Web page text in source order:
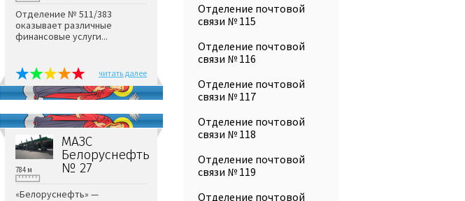
Отделение № 511/383
оказывает различные
финансовые услуги...
читать далее
МАЗС
Белоруснефть
№ 27
784 м
«Белоруснефть» —
Отделение почтовой
связи № 115
Отделение почтовой
связи № 116
Отделение почтовой
связи № 117
Отделение почтовой
связи № 118
Отделение почтовой
связи № 119
Отделение почтовой